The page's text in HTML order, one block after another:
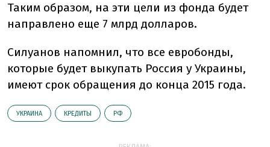
Таким образом, на эти цели из фонда будет
направлено еще 7 млрд долларов.
Силуанов напомнил, что все евробонды,
которые будет выкупать Россия у Украины,
имеют срок обращения до конца 2015 года.
УКРАИНА КРЕДИТЫ РФ